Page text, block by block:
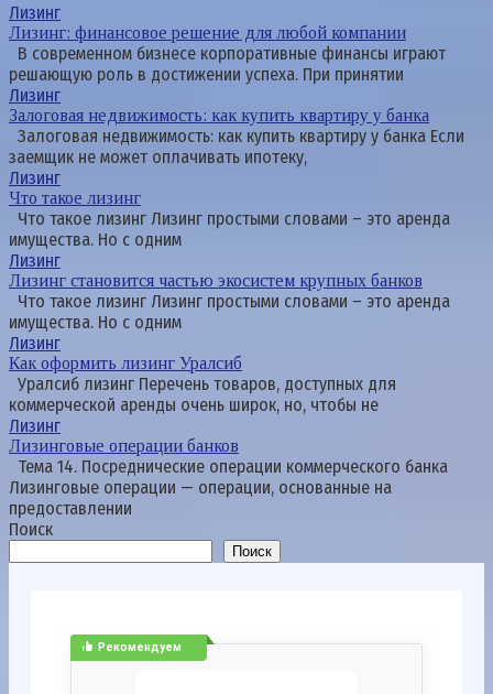
Лизинг
Лизинг: финансовое решение для любой компании
В современном бизнесе корпоративные финансы играют
решающую роль в достижении успеха. При принятии
Лизинг
Залоговая недвижимость: как купить квартиру у банка
Залоговая недвижимость: как купить квартиру у банка Если
заемщик не может оплачивать ипотеку,
Лизинг
Что такое лизинг
Что такое лизинг Лизинг простыми словами – это аренда
имущества. Но с одним
Лизинг
Лизинг становится частью экосистем крупных банков
Что такое лизинг Лизинг простыми словами – это аренда
имущества. Но с одним
Лизинг
Как оформить лизинг Уралсиб
Уралсиб лизинг Перечень товаров, доступных для
коммерческой аренды очень широк, но, чтобы не
Лизинг
Лизинговые операции банков
Тема 14. Посреднические операции коммерческого банка
Лизинговые операции — операции, основанные на
предоставлении
Поиск
Поиск